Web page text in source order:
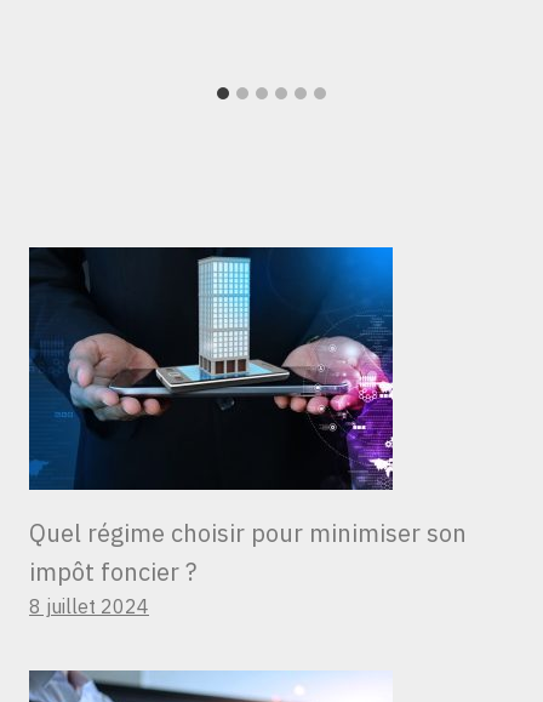
Quel régime choisir pour minimiser son
impôt foncier ?
8 juillet 2024